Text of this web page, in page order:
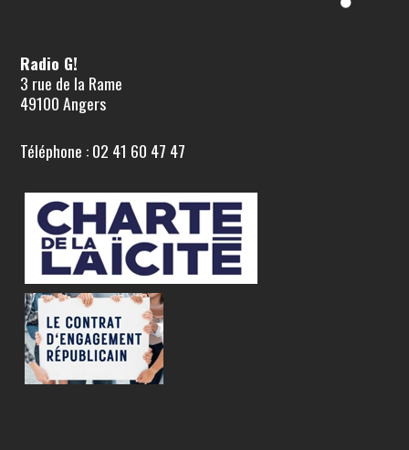
Radio G!
3 rue de la Rame
49100 Angers
Téléphone : 02 41 60 47 47